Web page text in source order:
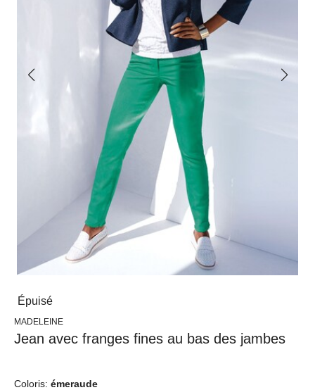
Épuisé
MADELEINE
Jean avec franges fines au bas des jambes
Coloris: émeraude